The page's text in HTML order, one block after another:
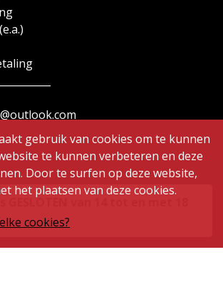
van 14 tot en met 18
gebruik van cookies om te kunnen
te kunnen verbeteren en deze
Door te surfen op deze website,
het plaatsen van deze cookies.
cookies?